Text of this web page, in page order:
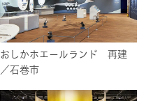
おしかホエールランド 再建
／石巻市